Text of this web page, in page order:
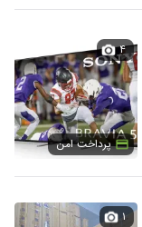
۴
پرداخت امن
۱